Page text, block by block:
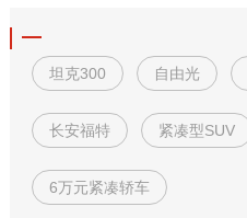
坦克300 自由光
长安福特 紧凑型SUV
6万元紧凑轿车